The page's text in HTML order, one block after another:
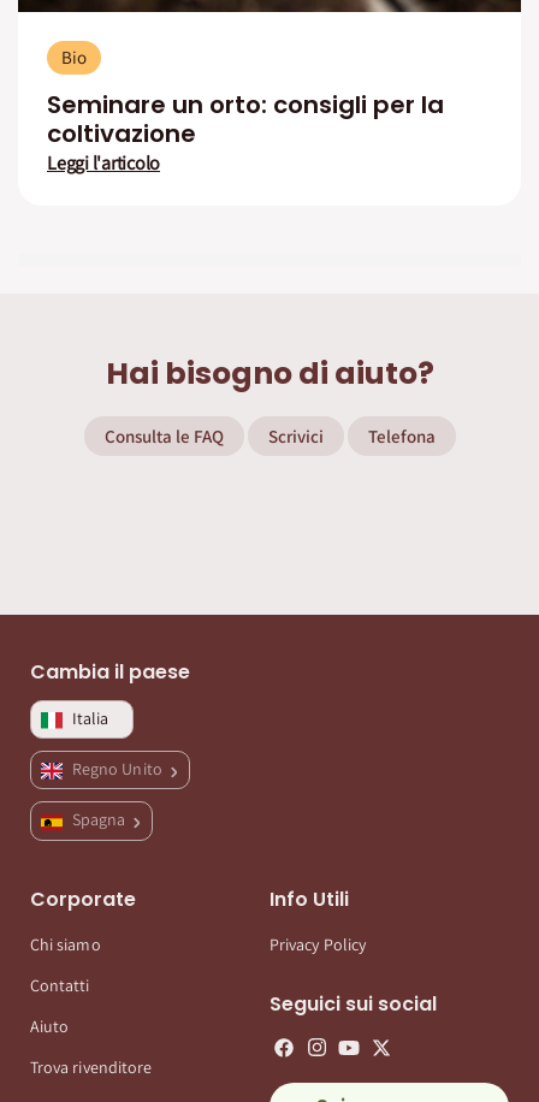
Bio
Seminare un orto: consigli per la
coltivazione
Leggi l'articolo
Hai bisogno di aiuto?
Consulta le FAQ Scrivici Telefona
Cambia il paese
Italia
Regno Unito
Spagna
Corporate
Chi siamo
Contatti
Aiuto
Trova rivenditore
Info Utili
Privacy Policy
Seguici sui social